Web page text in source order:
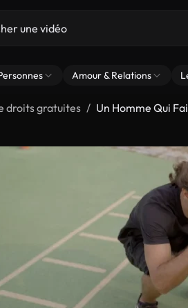
Amour & Relations
droits gratuites Un Homme Qui